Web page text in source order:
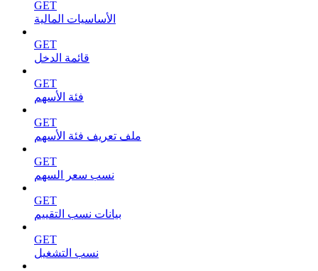
GET
الأساسيات المالية
GET
قائمة الدخل
GET
فئة الأسهم
GET
ملف تعريف فئة الأسهم
GET
نسب سعر السهم
GET
بيانات نسب التقييم
GET
نسب التشغيل